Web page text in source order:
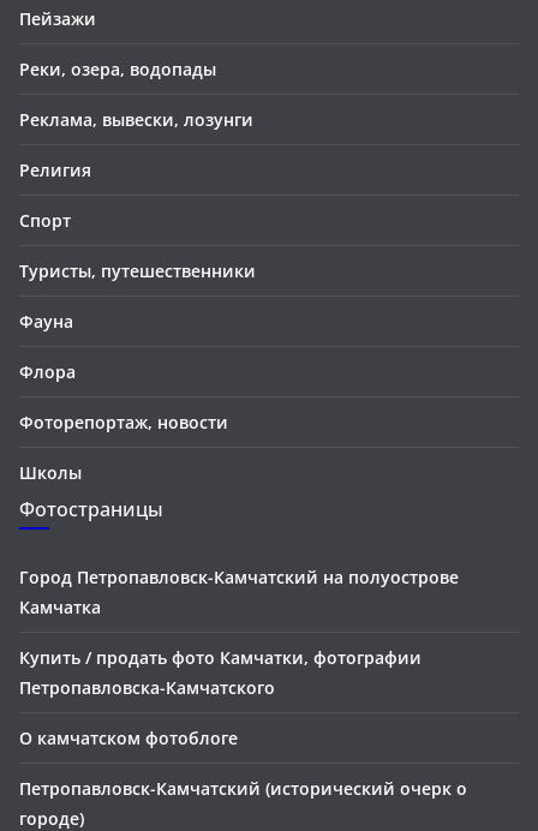
Пейзажи
Реки, озера, водопады
Реклама, вывески, лозунги
Религия
Спорт
Туристы, путешественники
Фауна
Флора
Фоторепортаж, новости
Школы
Фотостраницы
Город Петропавловск-Камчатский на полуострове
Камчатка
Купить / продать фото Камчатки, фотографии
Петропавловска-Камчатского
О камчатском фотоблоге
Петропавловск-Камчатский (исторический очерк о
городе)